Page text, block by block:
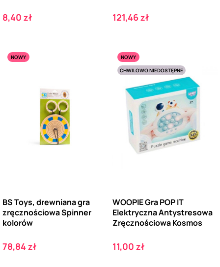
Cena
8,40 zł Cena
121,46 zł
NOWY
BS Toys, drewniana gra
zręcznościowa Spinner
kolorów
Cena
78,84 zł
NOWY
CHWILOWO NIEDOSTĘPNE
WOOPIE Gra POP IT
Elektryczna Antystresowa
Zręcznościowa Kosmos
Cena
11,00 zł